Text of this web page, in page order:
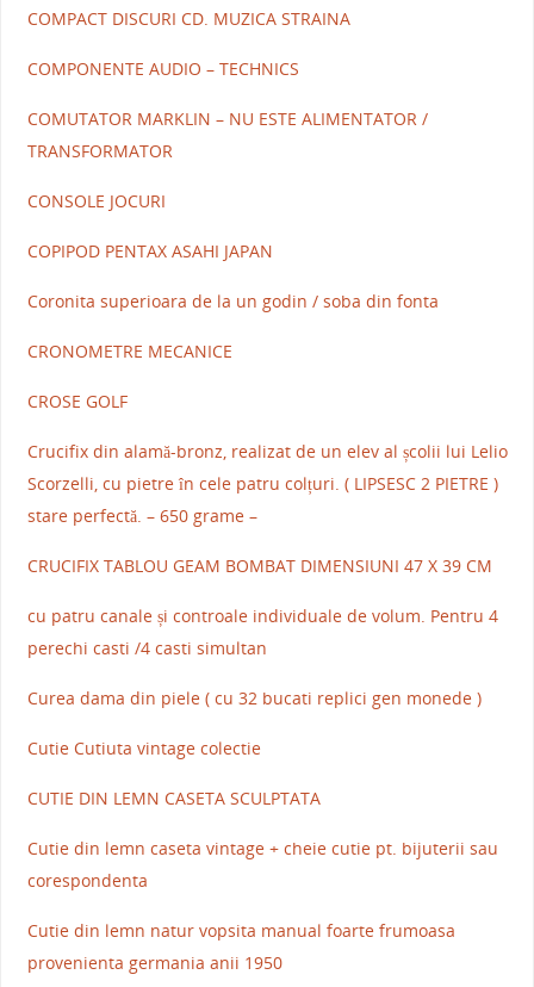
COMPACT DISCURI CD. MUZICA STRAINA
COMPONENTE AUDIO – TECHNICS
COMUTATOR MARKLIN – NU ESTE ALIMENTATOR /
TRANSFORMATOR
CONSOLE JOCURI
COPIPOD PENTAX ASAHI JAPAN
Coronita superioara de la un godin / soba din fonta
CRONOMETRE MECANICE
CROSE GOLF
Crucifix din alamă-bronz, realizat de un elev al școlii lui Lelio
Scorzelli, cu pietre în cele patru colțuri. ( LIPSESC 2 PIETRE )
stare perfectă. – 650 grame –
CRUCIFIX TABLOU GEAM BOMBAT DIMENSIUNI 47 X 39 CM
cu patru canale și controale individuale de volum. Pentru 4
perechi casti /4 casti simultan
Curea dama din piele ( cu 32 bucati replici gen monede )
Cutie Cutiuta vintage colectie
CUTIE DIN LEMN CASETA SCULPTATA
Cutie din lemn caseta vintage + cheie cutie pt. bijuterii sau
corespondenta
Cutie din lemn natur vopsita manual foarte frumoasa
provenienta germania anii 1950